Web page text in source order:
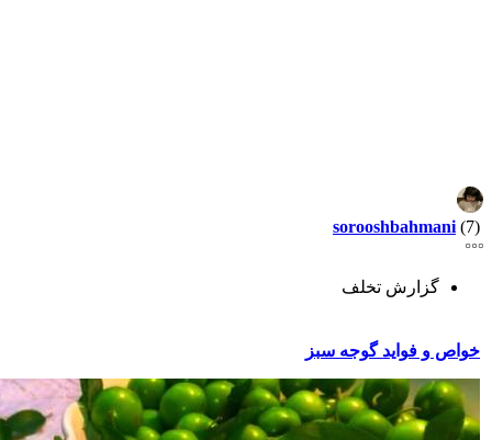
sorooshbahmani (7)
گزارش تخلف
خواص و فواید گوجه سبز